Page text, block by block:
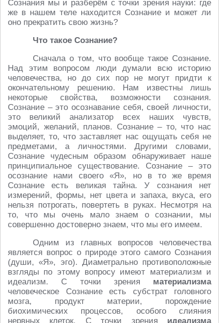
Сознания мы и разберём с точки зрения науки: где
же в нашем теле находится Сознание и может ли
оно прекратить свою жизнь?
Что такое Сознание?
Сначала о том, что вообще такое Сознание.
Над этим вопросом люди думали всю историю
человечества, но до сих пор не могут придти к
окончательному решению. Нам известны лишь
некоторые свойства, возможности сознания.
Сознание – это осознавание себя, своей личности,
это великий анализатор всех наших чувств,
эмоций, желаний, планов. Сознание – то, что нас
выделяет, то, что заставляет нас ощущать себя не
предметами, а личностями. Другими словами,
Сознание чудесным образом обнаруживает наше
принципиальное существование. Сознание – это
осознание нами своего «Я», но в то же время
Сознание есть великая тайна. У сознания нет
измерений, формы, нет цвета и запаха, вкуса, его
нельзя потрогать, повертеть в руках. Несмотря на
то, что мы очень мало знаем о сознании, мы
совершенно достоверно знаем, что мы его имеем.
Одним из главных вопросов человечества
является вопрос о природе этого самого Сознания
(души, «Я», эго). Диаметрально противоположные
взгляды по этому вопросу имеют материализм и
идеализм. С точки зрения материализма
человеческое Сознание есть субстрат головного
мозга, продукт материи, порождение
биохимических процессов, особого слияния
нервных клеток. С точки зрения идеализма